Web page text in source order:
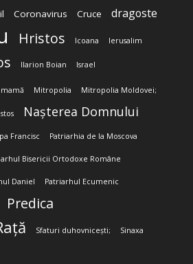
Coronavirus Cruce dragoste
Hristos Icoana Ierusalim
Ilarion Boian Israel
mamă Mitropolia Mitropolia Moldovei;
Nașterea Domnului
Francisc Patriarhia de la Moscova
Bisericii Ortodoxe Române
Daniel Patriarhul Ecumenic
Predica
Sfaturi duhovnicești; Sinaxa